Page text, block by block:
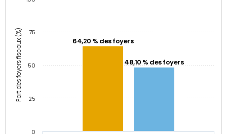
Part des foyers fiscaux (%) 64,20 % des foyers
48,10 % des foyers
0
25
50
75